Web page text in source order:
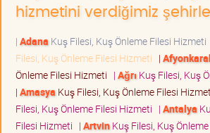
hizmetini verdiğimiz
| Adana Kuş Filesi, Kuş Önleme Filesi Hizmeti
Filesi, Kuş Önleme Filesi Hizmeti |
Önleme Filesi Hizmeti | Ağrı Kuş Filesi, Kuş
| Amasya Kuş Filesi, Kuş Önleme Filesi
Filesi, Kuş Önleme Filesi Hizmeti | Antalya
Filesi Hizmeti | ArtvinKuş Filesi, Kuş